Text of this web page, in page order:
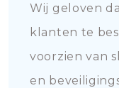
Wij geloven
klanten te
voorzien van
en